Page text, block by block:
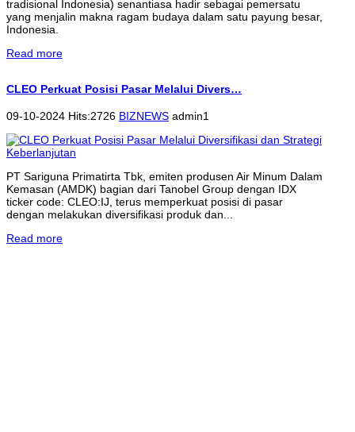
tradisional Indonesia) senantiasa hadir sebagai pemersatu
yang menjalin makna ragam budaya dalam satu payung besar,
Indonesia.
Read more
CLEO Perkuat Posisi Pasar Melalui Divers…
09-10-2024 Hits:2726 BIZNEWS admin1
PT Sariguna Primatirta Tbk, emiten produsen Air Minum Dalam
Kemasan (AMDK) bagian dari Tanobel Group dengan IDX
ticker code: CLEO:IJ, terus memperkuat posisi di pasar
dengan melakukan diversifikasi produk dan...
Read more